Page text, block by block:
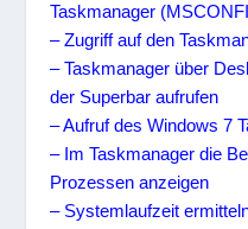
Taskmanager
– Zugriff auf den
– Taskmanager über
der Superbar aufrufen
– Aufruf des Windows 7
– Im Taskmanager die
Prozessen anzeigen
– Systemlaufzeit